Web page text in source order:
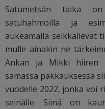
Satumetsän taika
satuhahmoilla ja
aukeamalla seikkailevat
mulle ainakin ne
Ankan ja Mikki hiiren
samassa pakkauksessa
vuodelle 2022, jonka voi
seinälle. Siinä on